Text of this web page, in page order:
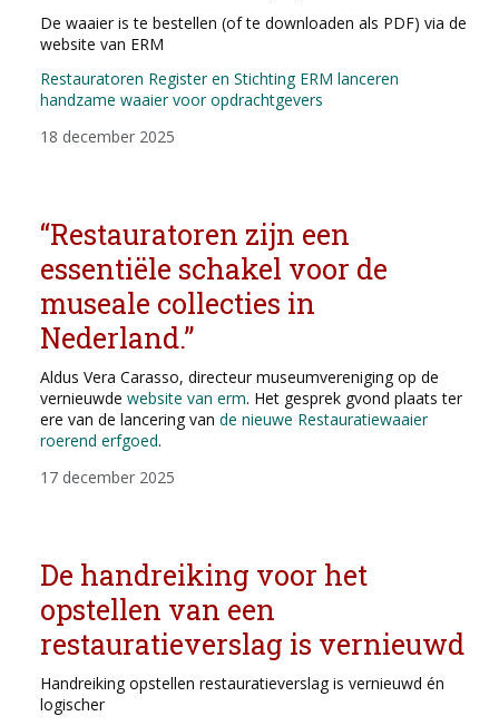
De waaier is te bestellen (of te downloaden als PDF) via de
website van ERM
Restauratoren Register en Stichting ERM lanceren
handzame waaier voor opdrachtgevers
18 december 2025
“Restauratoren zijn een
essentiële schakel voor de
museale collecties in
Nederland.”
Aldus Vera Carasso, directeur museumvereniging op de
vernieuwde website van erm. Het gesprek gvond plaats ter
ere van de lancering van de nieuwe Restauratiewaaier
roerend erfgoed.
17 december 2025
De handreiking voor het
opstellen van een
restauratieverslag is vernieuwd
Handreiking opstellen restauratieverslag is vernieuwd én
logischer